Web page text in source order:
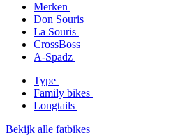
Merken
Don Souris
La Souris
CrossBoss
A-Spadz
Type
Family bikes
Longtails
Bekijk alle fatbikes